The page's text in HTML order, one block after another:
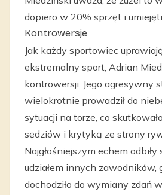
dopiero w 20% sprzęt i
Kontrowersje
Jak każdy sportowiec
ekstremalny sport, Adrian
kontrowersji. Jego agresywny
wielokrotnie prowadził do
sytuacji na torze, co
sędziów i krytyką ze strony
Najgłośniejszym echem
udziałem innych zawodników,
dochodziło do wymiany zdań